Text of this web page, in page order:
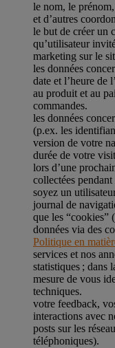
le nom, le
et d’autres
le but de créer un
qu’utilisateur
marketing sur le
les données
date et l’heure de
au produit et au
commandes.
les données
(p.ex. les
version de votre
durée de votre
lors d’une
collectées
soyez un
journal de
que les “cookies”
données via des
Politique en
services et nos
statistiques ; dans
mesure de vous
techniques.
votre feedback,
interactions avec
posts sur les
téléphoniques).